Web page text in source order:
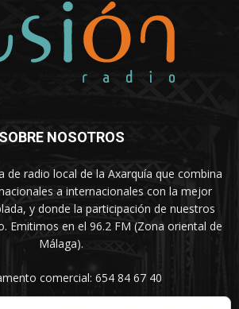
SOBRE NOSOTROS
de radio local de la Axarquía que combina
a internacionales con la mejor
y donde la participación de nuestros
Emitimos en el 96.2 FM (Zona oriental de
Málaga).
comercial: 654 84 67 40